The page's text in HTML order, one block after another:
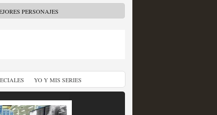
PERSONAJES
YO Y MIS SERIES